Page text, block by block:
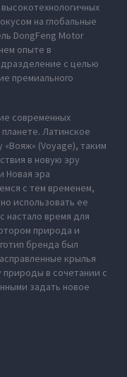
на глобальные
DongFeng Motor
опыте в
с целью
премиального
современных
Латинское
(Voyage), таким
в новую эру
Новая эра
с тем временем,
использовать ее
настало время для
природа и
бренда был
крылья
в сочетании с
задать новое